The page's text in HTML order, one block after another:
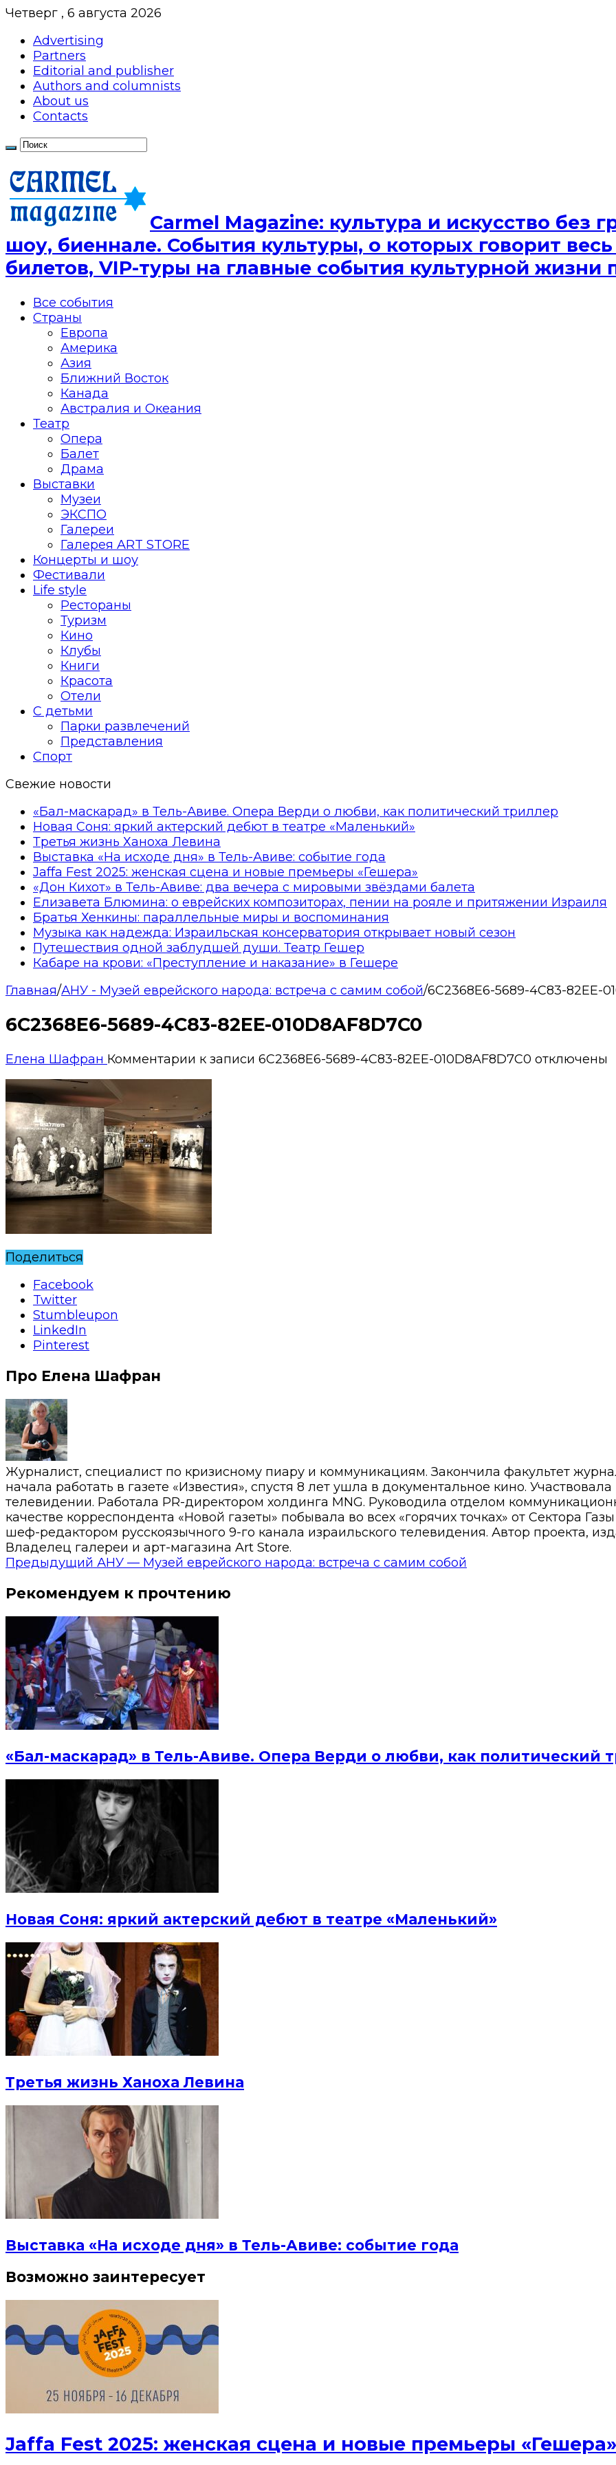
Четверг , 6 августа 2026
Advertising
Partners
Editorial and publisher
Authors and columnists
About us
Contacts
Сarmel Magazine: культура и искусство
шоу, биеннале. События культуры, о которых говорит
билетов, VIP-туры на главные события культурной жизни
Все события
Страны
Европа
Америка
Азия
Ближний Восток
Канада
Австралия и Океания
Театр
Опера
Балет
Драма
Выставки
Музеи
ЭКСПО
Галереи
Галерея ART STORE
Концерты и шоу
Фестивали
Life style
Рестораны
Туризм
Кино
Клубы
Книги
Красота
Отели
С детьми
Парки развлечений
Представления
Спорт
Свежие новости
«Бал-маскарад» в Тель-Авиве. Опера Верди о любви, как политический триллер
Новая Соня: яркий актерский дебют в театре «Маленький»
Третья жизнь Ханоха Левина
Выставка «На исходе дня» в Тель-Авиве: событие года
Jaffa Fest 2025: женская сцена и новые премьеры «Гешера»
«Дон Кихот» в Тель-Авиве: два вечера с мировыми звёздами балета
Елизавета Блюмина: о еврейских композиторах, пении на рояле и притяжении Израиля
Братья Хенкины: параллельные миры и воспоминания
Музыка как надежда: Израильская консерватория открывает новый сезон
Путешествия одной заблудшей души. Театр Гешер
Кабаре на крови: «Преступление и наказание» в Гешере
Главная/АНУ - Музей еврейского народа: встреча с самим собой/6C2368E6-5689-4C83-82EE-
6C2368E6-5689-4C83-82EE-010D8AF8D7C0
Елена Шафран Комментарии к записи 6C2368E6-5689-4C83-82EE-010D8AF8D7C0 отключены
Поделиться
Facebook
Twitter
Stumbleupon
LinkedIn
Pinterest
Про Елена Шафран
Журналист, специалист по кризисному пиару и коммуникациям. Закончила факультет
начала работать в газете «Известия», спустя 8 лет ушла в документальное кино.
телевидении. Работала PR-директором холдинга MNG. Руководила отделом
качестве корреспондента «Новой газеты» побывала во всех «горячих точках» от Сектора
шеф-редактором русскоязычного 9-го канала израильского телевидения. Автор проекта,
Владелец галереи и арт-магазина Art Store.
Предыдущий АНУ — Музей еврейского народа: встреча с самим собой
Рекомендуем к прочтению
«Бал-маскарад» в Тель-Авиве. Опера Верди о любви, как политический
Новая Соня: яркий актерский дебют в театре «Маленький»
Третья жизнь Ханоха Левина
Выставка «На исходе дня» в Тель-Авиве: событие года
Возможно заинтересует
Jaffa Fest 2025: женская сцена и новые премьеры «Гешера»